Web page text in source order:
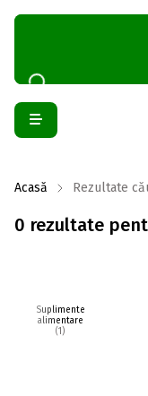
Acasă Rezultate
0 rezultate
Suplimente
alimentare
(1)